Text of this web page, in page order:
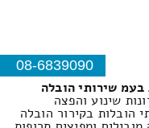
08-6839090
שירותי הובלה
שינוע והפצה
הובלות בקירור הובלה